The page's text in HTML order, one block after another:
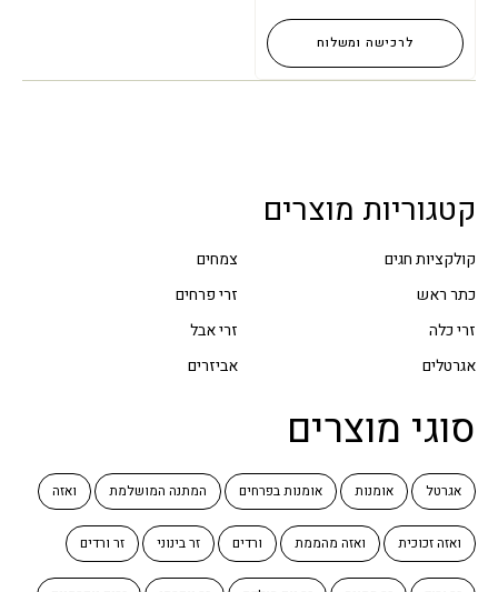
קטגוריות מוצרים
קולקציות חגים
צמחים
כתר ראש
זרי פרחים
זרי כלה
זרי אבל
אגרטלים
אביזרים
סוגי מוצרים
אגרטל אומנות אומנות בפרחים המתנה המושלמת ואזה
ואזה זכוכית ואזה מהממת ורדים זר בינוני זר ורדים
לרכישה ומשלוח